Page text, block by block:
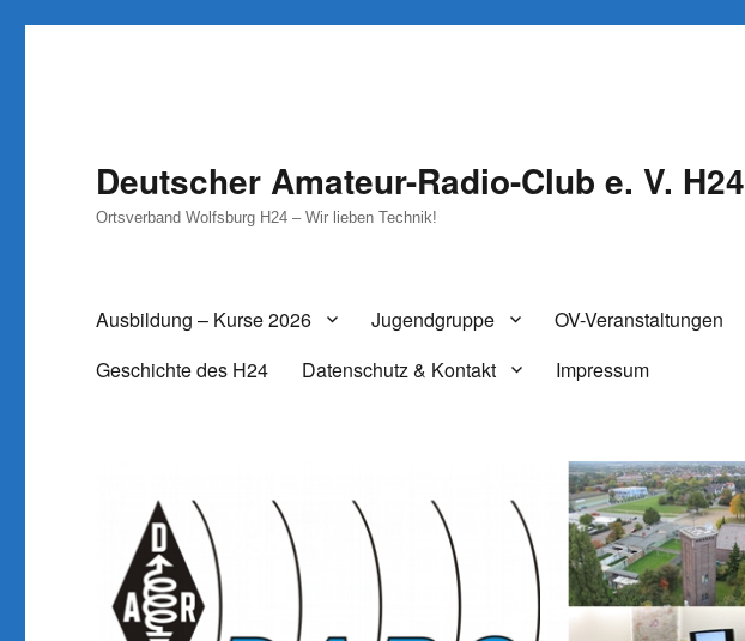
Deutscher Amateur-Radio-Club e. V. H24
Ortsverband Wolfsburg H24 – Wir lieben Technik!
Ausbildung – Kurse 2026 Jugendgruppe OV-Veranstaltungen
Geschichte des H24
Datenschutz & Kontakt Impressum